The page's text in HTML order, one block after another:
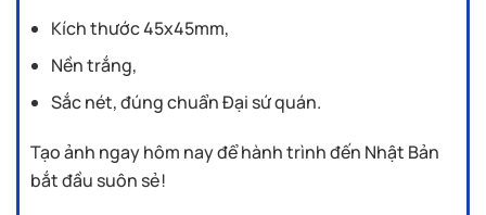
Kích thước 45x45mm,
Nền trắng,
Sắc nét, đúng chuẩn Đại sứ quán.
Tạo ảnh ngay hôm nay để hành trình đến Nhật Bản
bắt đầu suôn sẻ!